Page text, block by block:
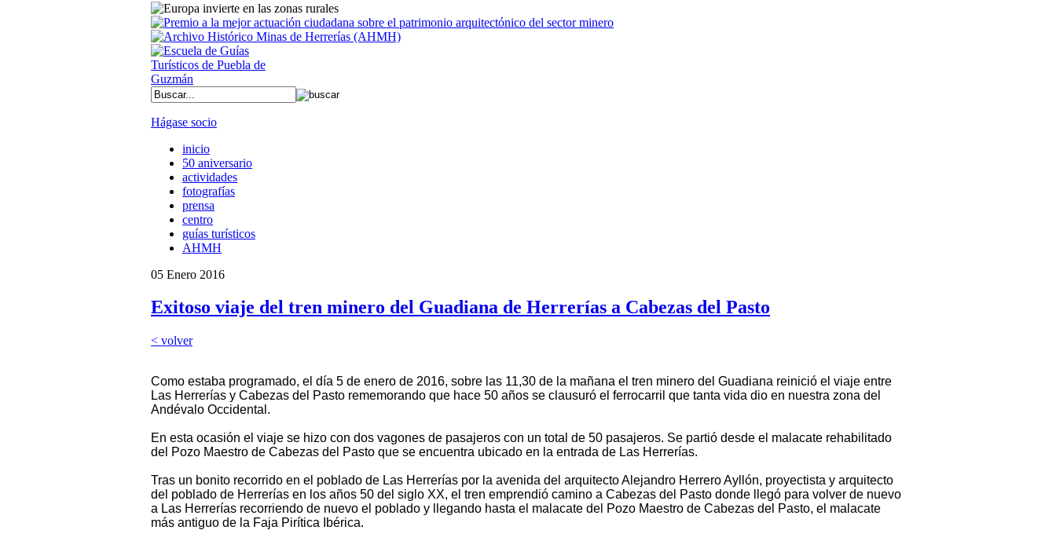
Hágase socio
inicio
50 aniversario
actividades
fotografías
prensa
centro
guías turísticos
AHMH
05 Enero 2016
Exitoso viaje del tren minero del Guadiana de Herrerías a Cabezas del Pasto
< volver
Como estaba programado, el día 5 de enero de 2016, sobre las 11,30 de la mañana el tren minero del Guadiana reinició el viaje entre
Las Herrerías y Cabezas del Pasto rememorando que hace 50 años se clausuró el ferrocarril que tanta vida dio en nuestra zona del
Andévalo Occidental.
En esta ocasión el viaje se hizo con dos vagones de pasajeros con un total de 50 pasajeros. Se partió desde el malacate rehabilitado
del Pozo Maestro de Cabezas del Pasto que se encuentra ubicado en la entrada de Las Herrerías.
Tras un bonito recorrido en el poblado de Las Herrerías por la avenida del arquitecto Alejandro Herrero Ayllón, proyectista y arquitecto
del poblado de Herrerías en los años 50 del siglo XX, el tren emprendió camino a Cabezas del Pasto donde llegó para volver de nuevo
a Las Herrerías recorriendo de nuevo el poblado y llegando hasta el malacate del Pozo Maestro de Cabezas del Pasto, el malacate
más antiguo de la Faja Pirítica Ibérica.